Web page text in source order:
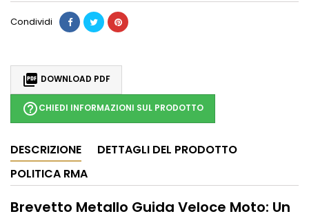
Condividi
 DOWNLOAD PDF
help_outlineCHIEDI INFORMAZIONI SUL PRODOTTO
DESCRIZIONE
DETTAGLI DEL PRODOTTO
POLITICA RMA
Brevetto Metallo Guida Veloce Moto: Un